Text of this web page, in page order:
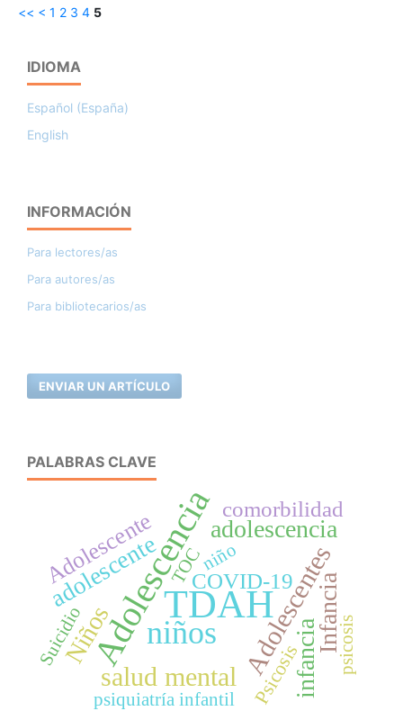
<< < 1 2 3 4 5
IDIOMA
Español (España)
English
INFORMACIÓN
Para lectores/as
Para autores/as
Para bibliotecarios/as
ENVIAR UN ARTÍCULO
PALABRAS CLAVE
TDAH
Adolescencia
niños Adolescentes
salud mental
Infancia
adolescencia
Niños infancia
adolescente
Adolescente comorbilidad
COVID-19
Psicosis
TOC
psicosis
psiquiatría infantil
niño
Suicidio